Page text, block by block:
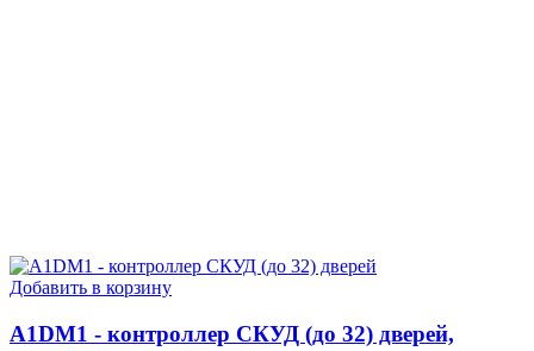
Добавить в корзину
A1DM1 - контроллер СКУД (до 32) дверей,